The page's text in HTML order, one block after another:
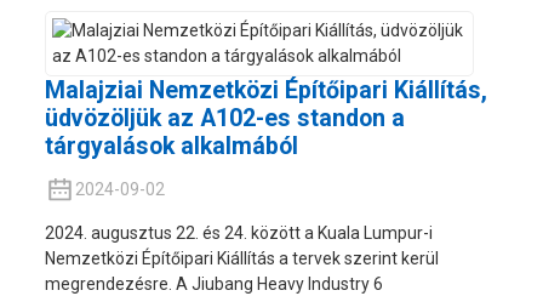
Malajziai Nemzetközi Építőipari Kiállítás,
üdvözöljük az A102-es standon a
tárgyalások alkalmából
2024-09-02
2024. augusztus 22. és 24. között a Kuala Lumpur-i
Nemzetközi Építőipari Kiállítás a tervek szerint kerül
megrendezésre. A Jiubang Heavy Industry 6